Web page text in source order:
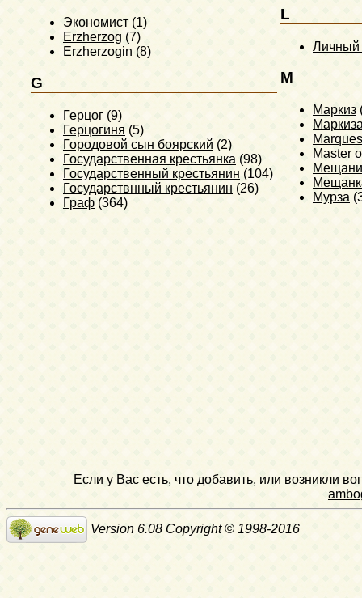
Экономист (1)
Erzherzog (7)
Erzherzogin (8)
G
Герцог (9)
Герцогиня (5)
Городовой сын боярский (2)
Государственная крестьянка (98)
Государственный крестьянин (104)
Государствнный крестьянин (26)
Граф (364)
L
Личный
M
Маркиз
Marques
Master
Мурза
Если у Вас есть, что добавить, или возникли
Version 6.08 Copyright © 1998-2016